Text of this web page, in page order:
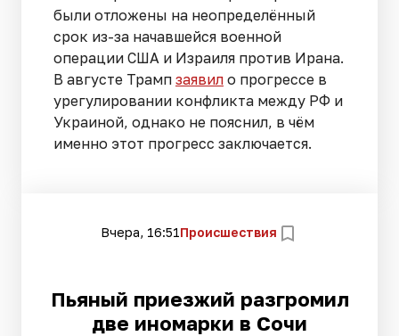
были отложены на неопределённый
срок из-за начавшейся военной
операции США и Израиля против Ирана.
В августе Трамп заявил о прогрессе в
урегулировании конфликта между РФ и
Украиной, однако не пояснил, в чём
именно этот прогресс заключается.
Вчера, 16:51Происшествия
Пьяный приезжий разгромил
две иномарки в Сочи